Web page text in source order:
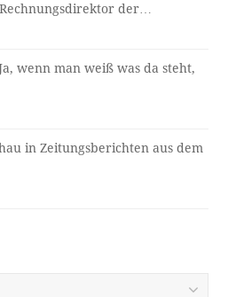
der…
wenn man weiß was da steht,
in Zeitungsberichten aus dem